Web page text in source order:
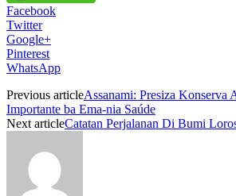
Facebook
Twitter
Google+
Pinterest
WhatsApp
Previous articleAssanami: Presiza Konserva
Importante ba Ema-nia Saúde
Next articleCatatan Perjalanan Di Bumi